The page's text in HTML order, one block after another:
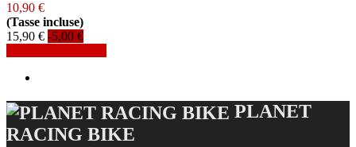
10,90 €
(Tasse incluse)
15,90 € -5,00 €
PLANET
RACING BIKE